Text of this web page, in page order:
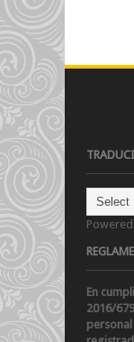
En
2016/
personal